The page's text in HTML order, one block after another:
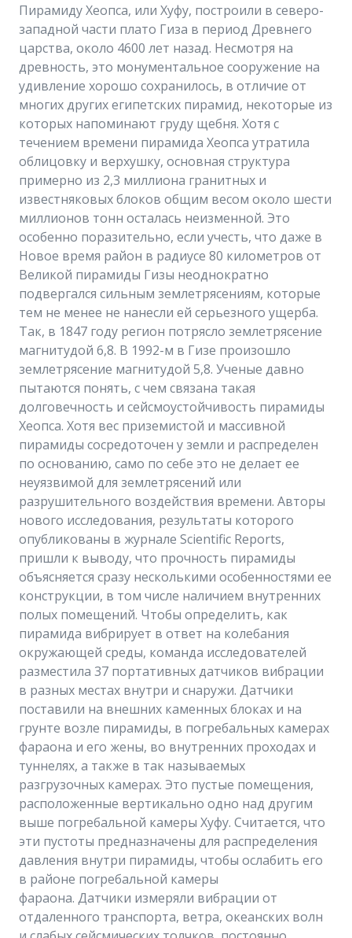
Пирамиду Хеопса, или Хуфу, построили в северо-
западной части плато Гиза в период Древнего
царства, около 4600 лет назад. Несмотря на
древность, это монументальное сооружение на
удивление хорошо сохранилось, в отличие от
многих других египетских пирамид, некоторые из
которых напоминают груду щебня. Хотя с
течением времени пирамида Хеопса утратила
облицовку и верхушку, основная структура
примерно из 2,3 миллиона гранитных и
известняковых блоков общим весом около шести
миллионов тонн осталась неизменной. Это
особенно поразительно, если учесть, что даже в
Новое время район в радиусе 80 километров от
Великой пирамиды Гизы неоднократно
подвергался сильным землетрясениям, которые
тем не менее не нанесли ей серьезного ущерба.
Так, в 1847 году регион потрясло землетрясение
магнитудой 6,8. В 1992-м в Гизе произошло
землетрясение магнитудой 5,8. Ученые давно
пытаются понять, с чем связана такая
долговечность и сейсмоустойчивость пирамиды
Хеопса. Хотя вес приземистой и массивной
пирамиды сосредоточен у земли и распределен
по основанию, само по себе это не делает ее
неуязвимой для землетрясений или
разрушительного воздействия времени. Авторы
нового исследования, результаты которого
опубликованы в журнале Scientific Reports,
пришли к выводу, что прочность пирамиды
объясняется сразу несколькими особенностями ее
конструкции, в том числе наличием внутренних
полых помещений. Чтобы определить, как
пирамида вибрирует в ответ на колебания
окружающей среды, команда исследователей
разместила 37 портативных датчиков вибрации
в разных местах внутри и снаружи. Датчики
поставили на внешних каменных блоках и на
грунте возле пирамиды, в погребальных камерах
фараона и его жены, во внутренних проходах и
туннелях, а также в так называемых
разгрузочных камерах. Это пустые помещения,
расположенные вертикально одно над другим
выше погребальной камеры Хуфу. Считается, что
эти пустоты предназначены для распределения
давления внутри пирамиды, чтобы ослабить его
в районе погребальной камеры
фараона. Датчики измеряли вибрации от
отдаленного транспорта, ветра, океанских волн